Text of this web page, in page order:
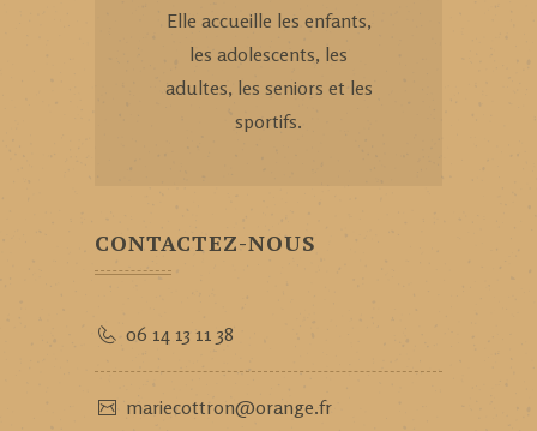
Elle accueille les enfants,
les adolescents, les
adultes, les seniors et les
sportifs.
CONTACTEZ-NOUS
06 14 13 11 38
mariecottron@orange.fr